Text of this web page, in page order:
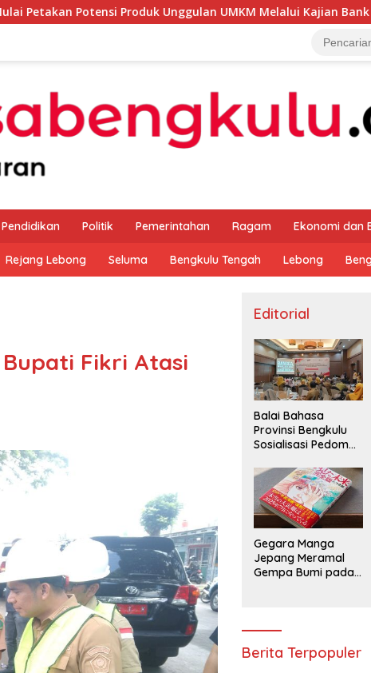
Produk Unggulan UMKM Melalui Kajian Bank Indonesia
Pendidikan Politik Pemerintahan Ragam Ekonomi dan
Rejang Lebong Seluma Bengkulu Tengah Lebong
Fikri Atasi
Editorial
Balai Bahasa
Provinsi Bengkulu
Sosialisasi Pedoman
Penggunaan
Bahasa Indonesia
Gegara Manga
Jepang Meramal
Gempa Bumi pada
Berita Terpopuler